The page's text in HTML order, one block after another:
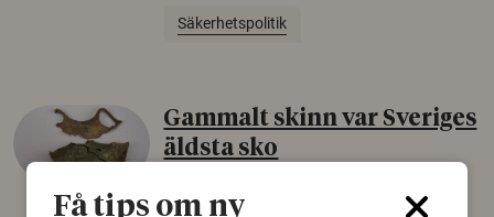
Säkerhetspolitik
Gammalt skinn var Sveriges
äldsta sko
Få tips om ny